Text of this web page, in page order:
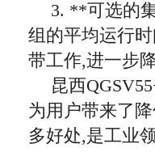
3. **可选的
组的平均运行
带工作,进一步
昆西
为用户带来了
多好处,是工业